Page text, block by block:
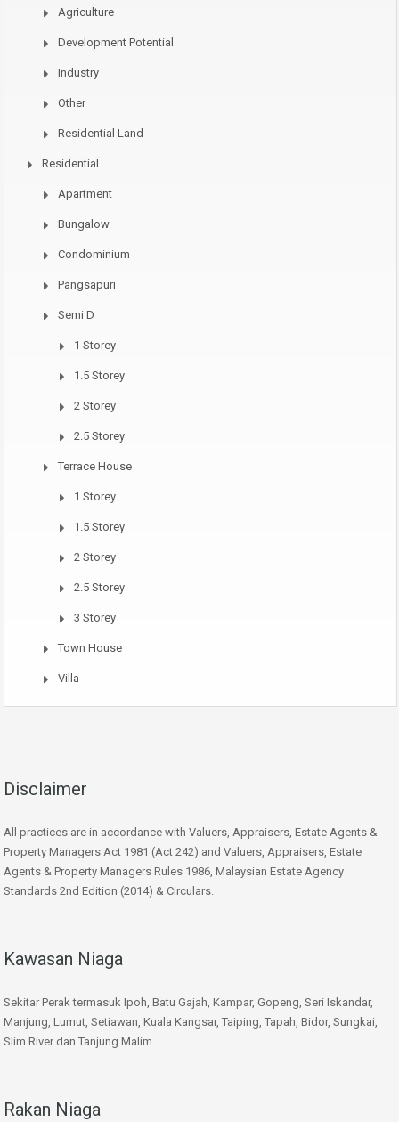
Agriculture
Development Potential
Industry
Other
Residential Land
Residential
Apartment
Bungalow
Condominium
Pangsapuri
Semi D
1 Storey
1.5 Storey
2 Storey
2.5 Storey
Terrace House
1 Storey
1.5 Storey
2 Storey
2.5 Storey
3 Storey
Town House
Villa
Disclaimer
All practices are in accordance with Valuers, Appraisers, Estate Agents &
Property Managers Act 1981 (Act 242) and Valuers, Appraisers, Estate
Agents & Property Managers Rules 1986, Malaysian Estate Agency
Standards 2nd Edition (2014) & Circulars.
Kawasan Niaga
Sekitar Perak termasuk Ipoh, Batu Gajah, Kampar, Gopeng, Seri Iskandar,
Manjung, Lumut, Setiawan, Kuala Kangsar, Taiping, Tapah, Bidor, Sungkai,
Slim River dan Tanjung Malim.
Rakan Niaga